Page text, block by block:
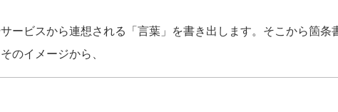
ービスから連想される「言葉」を書き出します。そこから箇
のイメージから、